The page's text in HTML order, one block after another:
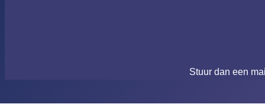
Stuur dan een